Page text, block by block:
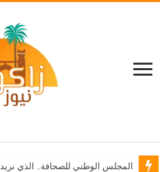
المجلس الوطني للصحافة.. الذي نريد